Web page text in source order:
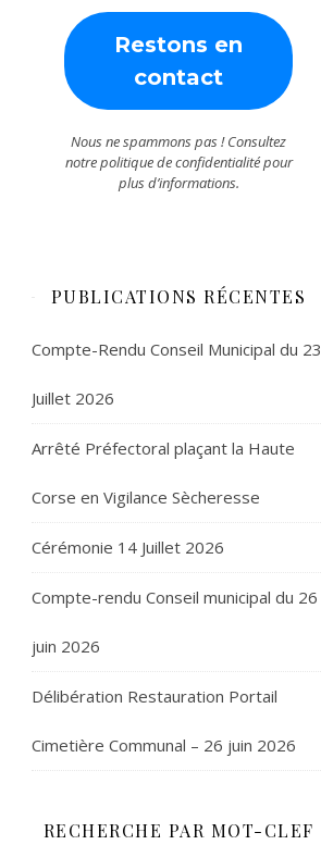
Nous ne spammons pas ! Consultez
notrepolitique de confidentialitépour
plus d’informations.
PUBLICATIONS RÉCENTES
Compte-Rendu Conseil Municipal du 23
Juillet 2026
Arrêté Préfectoral plaçant la Haute
Corse en Vigilance Sècheresse
Cérémonie 14 Juillet 2026
Compte-rendu Conseil municipal du 26
juin 2026
Délibération Restauration Portail
Cimetière Communal – 26 juin 2026
RECHERCHE PAR MOT-CLEF